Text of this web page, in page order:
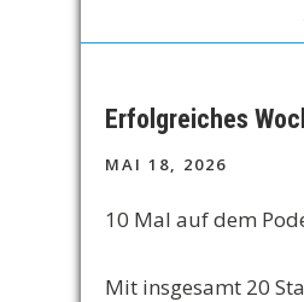
Erfolgreiches
MAI 18, 2026
10 Mal auf dem
Mit insgesamt 20